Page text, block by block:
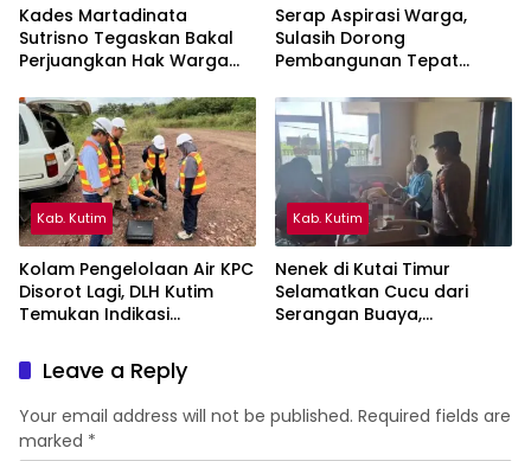
Kades Martadinata
Sutrisno Tegaskan Bakal
Perjuangkan Hak Warga
Kutim
Serap Aspirasi Warga,
Sulasih Dorong
Pembangunan Tepat
Kab. Kutim
Kolam Pengelolaan Air KPC
Disorot Lagi, DLH Kutim
Temukan Indikasi
Kab. Kutim
Nenek di Kutai Timur
Selamatkan Cucu dari
Serangan Buaya,
Leave a Reply
Your email address will not be published. Required fields are
marked *